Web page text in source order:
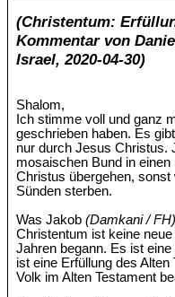
(Christentum:
Kommentar von
Israel, 2020-04-30)
Shalom,
Ich stimme voll und ganz
geschrieben haben. Es
nur durch Jesus Christus.
mosaischen Bund in
Christus übergehen,
Sünden sterben.
Was Jakob(Damkani / FH)
Christentum ist keine
Jahren begann. Es ist
ist eine Erfüllung des
Volk im Alten Testament